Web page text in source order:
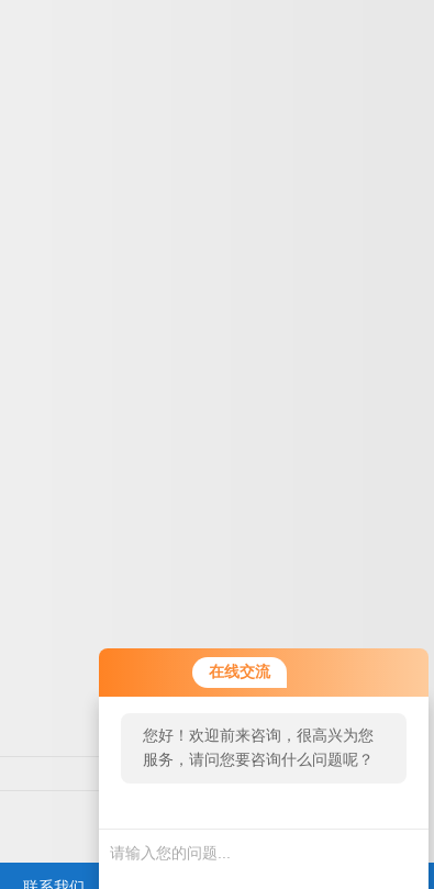
在线交流
您好！欢迎前来咨询，很高兴为您
服务，请问您要咨询什么问题呢？